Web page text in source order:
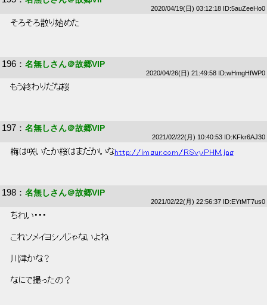
2020/04/19(日) 03:12:18 ID:5auZeeHo0
そろそろ散り始めた
196 ： 名無しさん＠故郷VIP
2020/04/26(日) 21:49:58 ID:wHmgHfWP0
もう終わりだな桜
197 ： 名無しさん＠故郷VIP
2021/02/22(月) 10:40:53 ID:KFkr6AJ30
梅は咲いたか桜はまだかいなhttp://imgur.com/RSvyPHM.jpg
198 ： 名無しさん＠故郷VIP
2021/02/22(月) 22:56:37 ID:EYtMT7us0
ちれい・・・
これソメイヨシノじゃないよね
川津かな？
なにで撮ったの？